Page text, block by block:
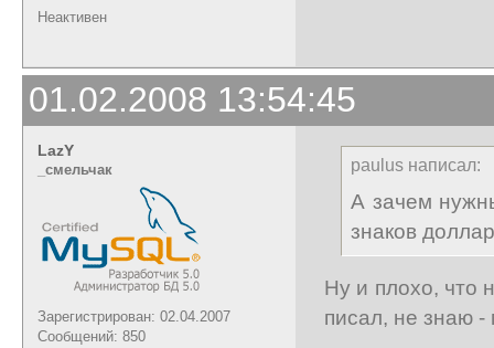
Неактивен
01.02.2008 13:54:45
LazY
_cмельчак
Зарегистрирован: 02.04.2007
Сообщений: 850
paulus написал:
А зачем
знаков
Ну и плохо, что
писал, не знаю -